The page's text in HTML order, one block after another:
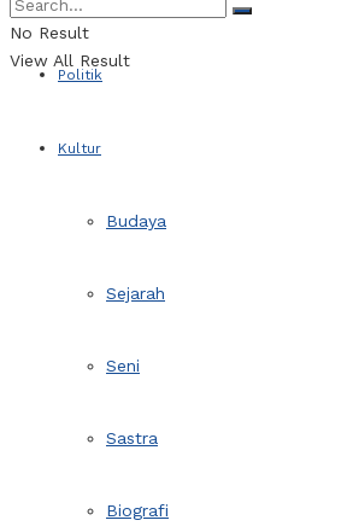
Politik
Kultur
Budaya
Sejarah
Seni
Sastra
Biografi
No Result
View All Result